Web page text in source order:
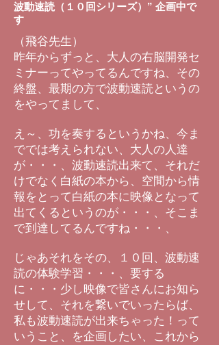
波動速読（１０回シリーズ）” 企画中で
す
（飛谷先生）
昨年からずっと、大人の右脳開発セ
ミナーってやってるんですね、その
終盤、最期の方で波動速読というの
をやってまして、
え～、功を奏するというかね、今ま
ででは考えられない、大人の人達
が・・・、波動速読出来て、それだ
けでなく白紙の本から、空間から情
報をとって白紙の本に映像となって
出てくるというのが・・・、そこま
で到達してるんですね・・・、
じゃあそれをその、１０回、波動速
読の体験学習・・・、要する
に・・・少し映像で皆さんにお知ら
せして、それを繋いでいったらば、
私も波動速読が出来ちゃった！って
いうこと、を企画したい、これから